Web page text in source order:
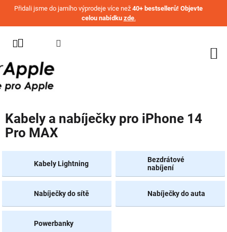
Přejít na obsah
Přidali jsme do jarního výprodeje více než 40+ bestsellerů! Objevte
celou nabídku zde.
IPHONE
MACBOOK
AIRPODS
AIRTAG
OSTATNÍ
ZNAČKY
%
ZBOŽÍ
Kabely a nabíječky pro iPhone 14
Pro MAX
Kabely Lightning
Bezdrátové
nabíjení
Nabíječky do sítě Nabíječky do auta
Powerbanky